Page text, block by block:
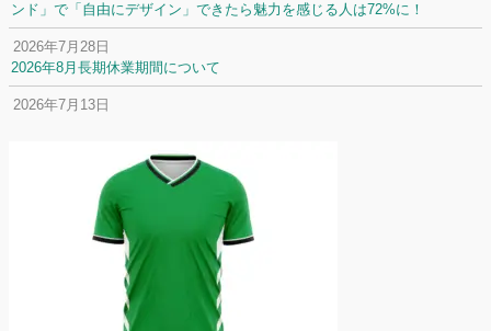
ンド」で「自由にデザイン」できたら魅力を感じる人は72%に！
2026年7月28日
2026年8月長期休業期間について
2026年7月13日
名前入りユニフォームで子どもの自信が「プラスになった」と感じた保
護者は約67%！「やや高いと感じたが納得して購入した」と価値を実感
する声も32.7%に！
応援ユニフォーム、約53％が「会場に一体感があってよい」と回答。チ
ームへの愛情が伝わる応援スタイルとは？